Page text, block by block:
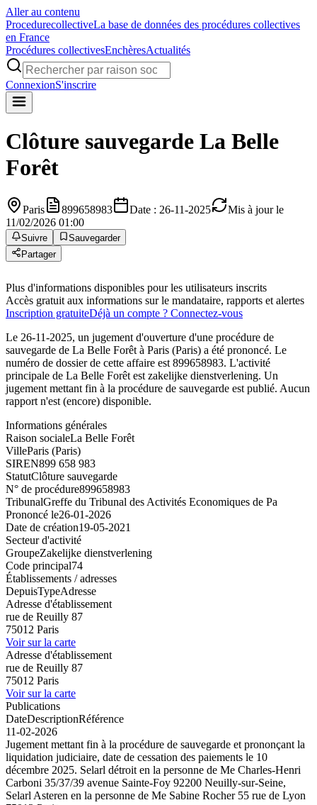
Aller au contenu
ProcedurecollectiveLa base de données des procédures collectives
en France
Procédures collectivesEnchèresActualités
ConnexionS'inscrire
Clôture sauvegarde La Belle
Forêt
Paris 899658983 Date : 26-11-2025
Mis à jour le
11/02/2026 01:00
Suivre
Sauvegarder
Partager
Plus d'informations disponibles pour les utilisateurs inscrits
Accès gratuit aux informations sur le mandataire, rapports et alertes
Inscription gratuiteDéjà un compte ? Connectez-vous
Le 26-11-2025, un jugement d'ouverture d'une procédure de
sauvegarde de La Belle Forêt à Paris (Paris) a été prononcé. Le
numéro de dossier de cette affaire est 899658983. L'activité
principale de La Belle Forêt est zakelijke dienstverlening. Un
jugement mettant fin à la procédure de sauvegarde est publié. Aucun
rapport n'est (encore) disponible.
Informations générales
Raison socialeLa Belle Forêt
VilleParis (Paris)
SIREN899 658 983
StatutClôture sauvegarde
N° de procédure899658983
TribunalGreffe du Tribunal des Activités Economiques de Pa
Prononcé le26-01-2026
Date de création19-05-2021
Secteur d'activité
GroupeZakelijke dienstverlening
Code principal74
Établissements / adresses
DepuisTypeAdresse
Adresse d'établissement
rue de Reuilly 87
75012 Paris
Voir sur la carte
Adresse d'établissement
rue de Reuilly 87
75012 Paris
Voir sur la carte
Publications
DateDescriptionRéférence
11-02-2026
Jugement mettant fin à la procédure de sauvegarde et prononçant la
liquidation judiciaire, date de cessation des paiements le 10
décembre 2025. Selarl détroit en la personne de Me Charles-Henri
Carboni 35/37/39 avenue Sainte-Foy 92200 Neuilly-sur-Seine,
Selarl Asteren en la personne de Me Sabine Rocher 55 rue de Lyon